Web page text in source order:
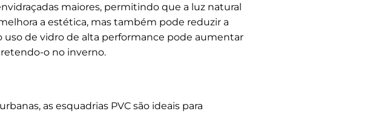
maiores, permitindo que a luz natural
a estética, mas também pode reduzir a
uso de vidro de alta performance pode aumentar
o no inverno.
as esquadrias PVC são ideais para